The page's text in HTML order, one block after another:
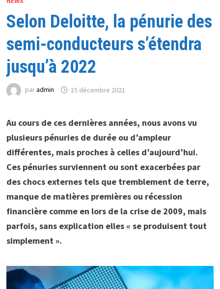
Selon Deloitte, la pénurie des
semi-conducteurs s’étendra
jusqu’à 2022
paradmin 15 décembre 2021
Au cours de ces dernières années, nous avons vu
plusieurs pénuries de durée ou d’ampleur
différentes, mais proches à celles d’aujourd’hui.
Ces pénuries surviennent ou sont exacerbées par
des chocs externes tels que tremblement de terre,
manque de matières premières ou récession
financière comme en lors de la crise de 2009, mais
parfois, sans explication elles « se produisent tout
simplement ».